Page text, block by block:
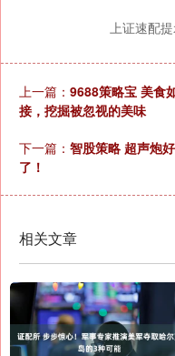
上证速配
上一篇： 9688策略宝 美食
接，挖掘被忽视的美味
下一篇： 智股策略 超声炮
了！
相关文章